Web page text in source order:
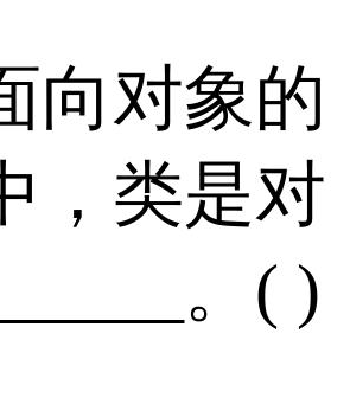
向对象的
，类是对
。( )